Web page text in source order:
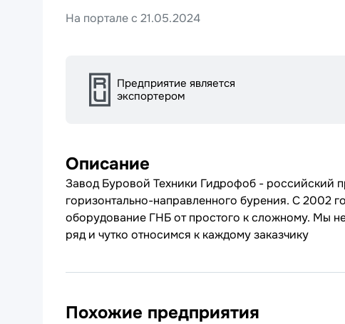
На портале с 21.05.2024
Предприятие является
экспортером
Описание
Завод Буровой Техники Гидрофоб - российский
горизонтально-направленного бурения. С 2002
оборудование ГНБ от простого к сложному. Мы
ряд и чутко относимся к каждому заказчику
Похожие предприятия